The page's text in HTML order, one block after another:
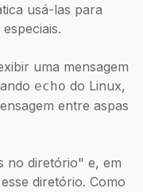
usá-las para
uma mensagem
echo do Linux,
entre aspas
no diretório" e, em
diretório. Como